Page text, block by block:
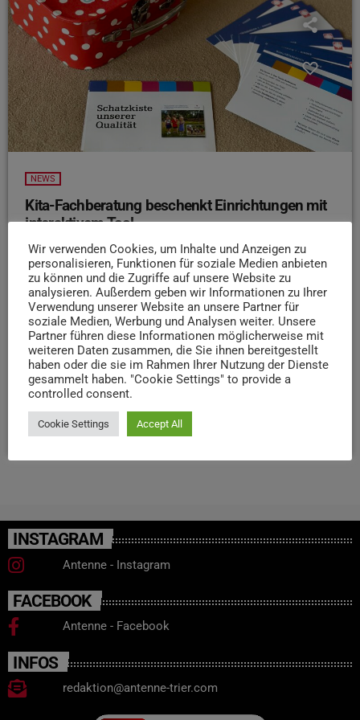
NEWS
Kita-Fachberatung beschenkt Einrichtungen mit
interaktivem Tool
Die Kita-Fachberatung für die katholischen
Kindertagesstätten im Bistum Trier feiert 80-jähriges
Jubiläum und beschenkt ihre Kitas. Das hat der
Caritasverband für die Diözese Trier bekanntgegeben.
Rund 530 Kitas bekamen eine so genannte „Schatzkiste
der Qualität“. Die Kisten gelten als Tool zur
Qualitätsentwicklung. Sie enthalten Karten mit Zielen und
Anleitungen zur Arbeit in der Kita, sowie eine
Spielanleitung.
1. JULI 2026
INSTAGRAM
Antenne - Instagram
FACEBOOK
Antenne - Facebook
INFOS
redaktion@antenne-trier.com
Wir verwenden Cookies, um Inhalte und Anzeigen zu
personalisieren, Funktionen für soziale Medien anbieten
zu können und die Zugriffe auf unsere Website zu
analysieren. Außerdem geben wir Informationen zu Ihrer
Verwendung unserer Website an unsere Partner für
soziale Medien, Werbung und Analysen weiter. Unsere
Partner führen diese Informationen möglicherweise mit
weiteren Daten zusammen, die Sie ihnen bereitgestellt
haben oder die sie im Rahmen Ihrer Nutzung der Dienste
gesammelt haben. "Cookie Settings" to provide a
controlled consent.
Cookie Settings Accept All